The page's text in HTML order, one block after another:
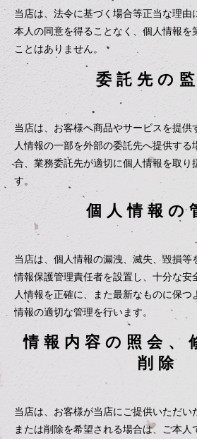
当店は、法令に基づく場合等正当な理由
本人の同意を得ることなく、個人情報を
ことはありません。
委託先の
当店は、お客様へ商品やサービスを提供
人情報の一部を外部の委託先へ提供す
合、業務委託先が適切に個人情報を取り
す。
個人情報の
当店は、個人情報の漏洩、滅失、毀損等
情報保護管理責任者を設置し、十分な安
人情報を正確に、また最新なものに保つ
情報の適切な管理を行います。
情報内容の照会、
削除
当店は、お客様が当店にご提供いただい
または削除を希望される場合は、ご本人